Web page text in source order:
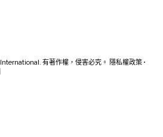
有著作權，侵害必究。 隱私權政策 •